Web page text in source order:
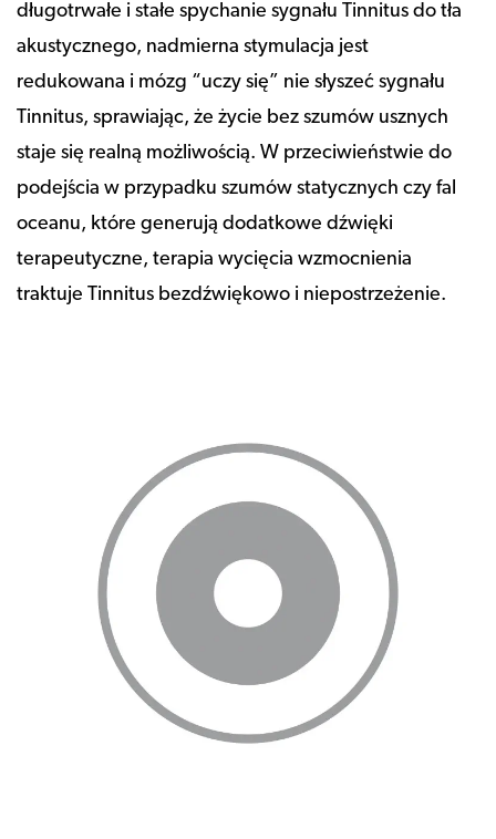
długotrwałe i stałe spychanie sygnału Tinnitus do tła
akustycznego, nadmierna stymulacja jest
redukowana i mózg “uczy się” nie słyszeć sygnału
Tinnitus, sprawiając, że życie bez szumów usznych
staje się realną możliwością. W przeciwieństwie do
podejścia w przypadku szumów statycznych czy fal
oceanu, które generują dodatkowe dźwięki
terapeutyczne, terapia wycięcia wzmocnienia
traktuje Tinnitus bezdźwiękowo i niepostrzeżenie.